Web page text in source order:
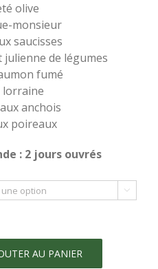
olive
monsieur
saucisses
julienne de légumes
fumé
lorraine
anchois
poireaux
: 2 jours ouvrés

AU PANIER